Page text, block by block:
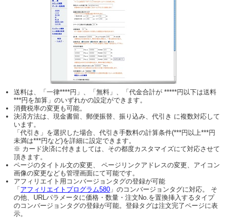
送料は、「一律****円」、「無料」、「代金合計が *****円以下は送料
***円を加算」のいずれかの設定ができます。
消費税率の変更も可能。
決済方法は、現金書留、郵便振替、振り込み、代引き に複数対応して
います。
「代引き」を選択した場合、代引き手数料の計算条件(***円以上***円
未満は***円など)を詳細に設定できます。
※ カード決済に付きましては、その都度カスタマイズにて対応させて
頂きます。
ページのタイトル文の変更、 ページリンクアドレスの変更、アイコン
画像の変更なども管理画面にて可能です。
アフィリエイト用コンバージョンタグの登録が可能
「 アフィリエイトプログラム580 」のコンバージョンタグに対応。 そ
の他、URLパラメータに価格・数量・注文No.を置換挿入するタイプ
のコンバージョンタグの登録が可能。登録タグは注文完了ページに表
示。